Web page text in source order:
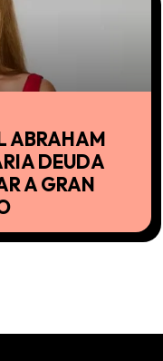
ABRAHAM
DEUDA
A GRAN